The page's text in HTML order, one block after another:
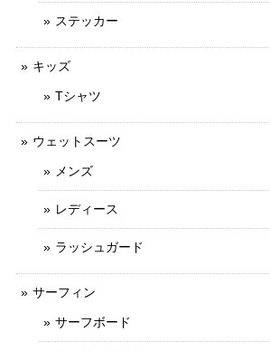
ステッカー
キッズ
Tシャツ
ウェットスーツ
メンズ
レディース
ラッシュガード
サーフィン
サーフボード